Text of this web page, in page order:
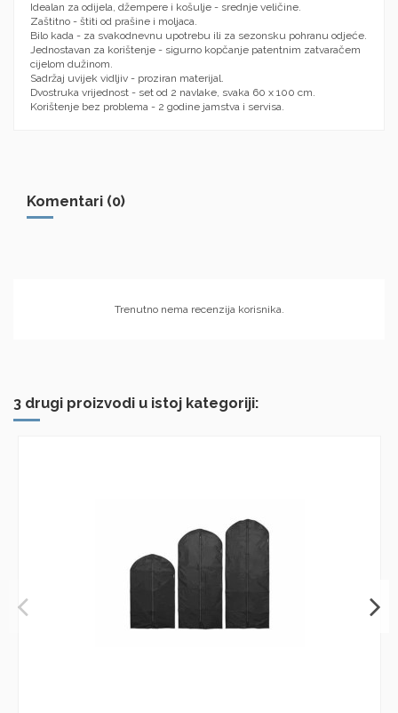
Idealan za odijela, džempere i košulje - srednje veličine.
Zaštitno - štiti od prašine i moljaca.
Bilo kada - za svakodnevnu upotrebu ili za sezonsku pohranu odjeće.
Jednostavan za korištenje - sigurno kopčanje patentnim zatvaračem
cijelom dužinom.
Sadržaj uvijek vidljiv - proziran materijal.
Dvostruka vrijednost - set od 2 navlake, svaka 60 x 100 cm.
Korištenje bez problema - 2 godine jamstva i servisa.
Komentari (0)
Trenutno nema recenzija korisnika.
3 drugi proizvodi u istoj kategoriji: